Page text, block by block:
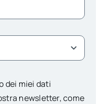
dei miei dati
newsletter, come